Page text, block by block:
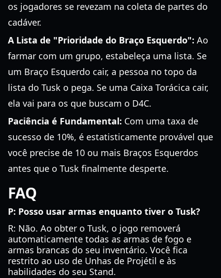
os jogadores se revezam na coleta de partes do
cadáver.
A Lista de "Prioridade do Braço Esquerdo": Ao
farmar com um grupo, estabeleça uma lista. Se
um Braço Esquerdo cair, a pessoa no topo da
lista do Tusk o pega. Se uma Caixa Torácica cair,
ela vai para os que buscam o D4C.
Paciência é Fundamental: Com uma taxa de
sucesso de 10%, é estatisticamente provável que
você precise de 10 ou mais Braços Esquerdos
antes que o Tusk finalmente desperte.
FAQ
P: Posso usar armas enquanto tiver o Tusk?
R: Não. Ao obter o Tusk, o jogo removerá
automaticamente todas as armas de fogo e
armas brancas do seu inventário. Você fica
restrito ao uso de Unhas de Projétil e às
habilidades do seu Stand.